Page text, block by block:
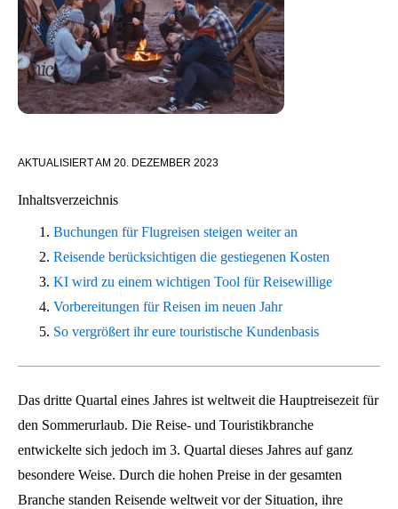
AKTUALISIERT AM 20. DEZEMBER 2023
Inhaltsverzeichnis
Buchungen für Flugreisen steigen weiter an
Reisende berücksichtigen die gestiegenen Kosten
KI wird zu einem wichtigen Tool für Reisewillige
Vorbereitungen für Reisen im neuen Jahr
So vergrößert ihr eure touristische Kundenbasis
Das dritte Quartal eines Jahres ist weltweit die Hauptreisezeit für
den Sommerurlaub. Die Reise- und Touristikbranche
entwickelte sich jedoch im 3. Quartal dieses Jahres auf ganz
besondere Weise. Durch die hohen Preise in der gesamten
Branche standen Reisende weltweit vor der Situation, ihre